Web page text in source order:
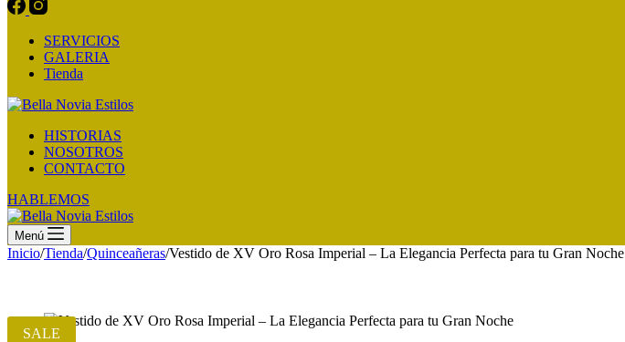
SERVICIOS
GALERIA
Tienda
HISTORIAS
NOSOTROS
CONTACTO
HABLEMOS
Menú
Inicio/Tienda/Quinceañeras/Vestido de XV Oro Rosa Imperial – La Elegancia Perfecta para tu Gran Noche
SALE